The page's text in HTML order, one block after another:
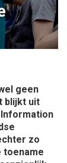
geen
blijkt uit
Information
zo
toename